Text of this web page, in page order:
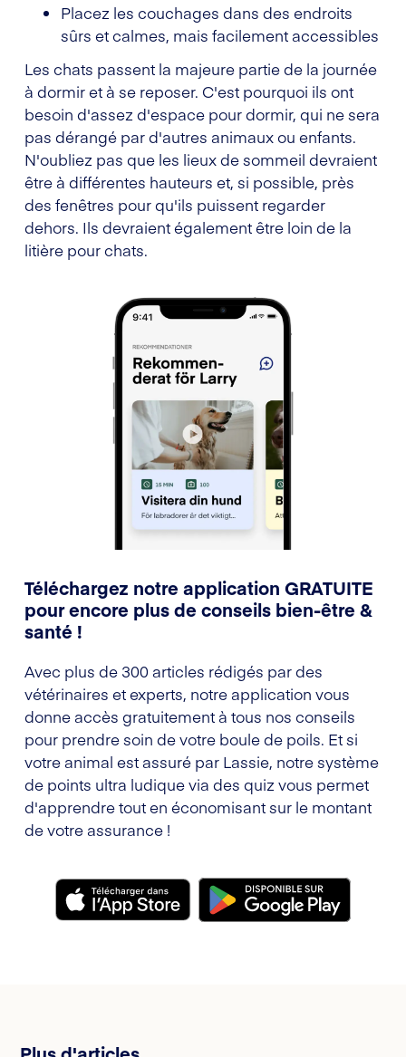
Placez les couchages dans des endroits
sûrs et calmes, mais facilement accessibles
Les chats passent la majeure partie de la journée
à dormir et à se reposer. C'est pourquoi ils ont
besoin d'assez d'espace pour dormir, qui ne sera
pas dérangé par d'autres animaux ou enfants.
N'oubliez pas que les lieux de sommeil devraient
être à différentes hauteurs et, si possible, près
des fenêtres pour qu'ils puissent regarder
dehors. Ils devraient également être loin de la
litière pour chats.
Téléchargez notre application GRATUITE
pour encore plus de conseils bien-être &
santé !
Avec plus de 300 articles rédigés par des
vétérinaires et experts, notre application vous
donne accès gratuitement à tous nos conseils
pour prendre soin de votre boule de poils. Et si
votre animal est assuré par Lassie, notre système
de points ultra ludique via des quiz vous permet
d'apprendre tout en économisant sur le montant
de votre assurance !